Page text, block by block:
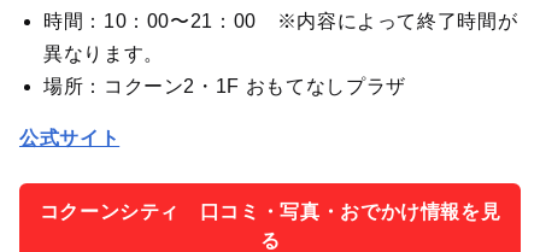
時間：10：00〜21：00 ※内容によって終了時間が
異なります。
場所：コクーン2・1F おもてなしプラザ
公式サイト
コクーンシティ 口コミ・写真・おでかけ情報を見
る